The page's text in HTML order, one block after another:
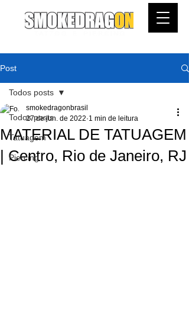
Post
Todos posts
Tatuagem
Piercing
Todos posts
MATERIAL DE TATUAGEM
| Centro, Rio de Janeiro, RJ
smokedragonbrasil
27 de jun. de 2022 1 min de leitura